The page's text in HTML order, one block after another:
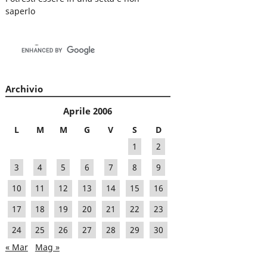
saperlo
Archivio
Aprile 2006
L M M G V S
D
1
2
3
4 5 6 7 8
9
10
11 12 13 14 15
16
17
18 19 20 21 22
23
24
25 26 27 28 29
30
« Mar
Mag »